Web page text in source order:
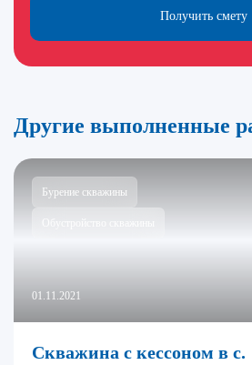
Получить смету
Другие выполненные
Бурение скважины
01.11.2021
Скважина с кессоном в с.